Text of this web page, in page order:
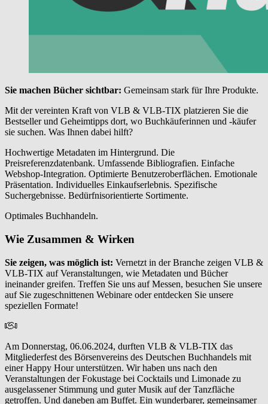
Sie machen Bücher sichtbar: Gemeinsam stark für Ihre Produkte.
Mit der vereinten Kraft von VLB & VLB-TIX platzieren Sie die
Bestseller und Geheimtipps dort, wo Buchkäuferinnen und -käufer
sie suchen. Was Ihnen dabei hilft?
Hochwertige Metadaten im Hintergrund. Die
Preisreferenzdatenbank. Umfassende Bibliografien. Einfache
Webshop-Integration. Optimierte Benutzeroberflächen. Emotionale
Präsentation. Individuelles Einkaufserlebnis. Spezifische
Suchergebnisse. Bedürfnisorientierte Sortimente.
Optimales Buchhandeln.
Wie Zusammen & Wirken
Sie zeigen, was möglich ist: Vernetzt in der Branche zeigen VLB &
VLB-TIX auf Veranstaltungen, wie Metadaten und Bücher
ineinander greifen. Treffen Sie uns auf Messen, besuchen Sie unsere
auf Sie zugeschnittenen Webinare oder entdecken Sie unsere
speziellen Formate!
Am Donnerstag, 06.06.2024, durften VLB & VLB-TIX das
Mitgliederfest des Börsenvereins des Deutschen Buchhandels mit
einer Happy Hour unterstützen. Wir haben uns nach den
Veranstaltungen der Fokustage bei Cocktails und Limonade zu
ausgelassener Stimmung und guter Musik auf der Tanzfläche
getroffen. Und daneben am Buffet. Ein wunderbarer, gemeinsamer